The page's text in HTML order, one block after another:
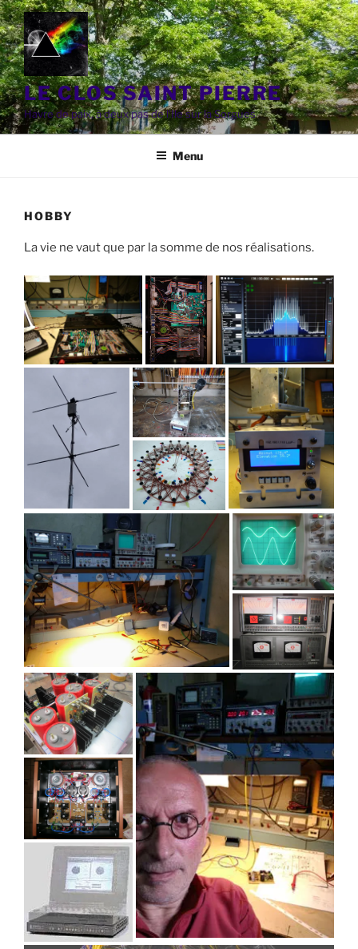
Aller
au
contenu
principal
LE CLOS SAINT PIERRE
Havre de paix, à deux pas de l'Ile sur la Sorgues
Menu
HOBBY
La vie ne vaut que par la somme de nos réalisations.